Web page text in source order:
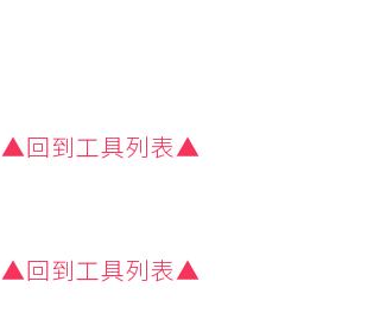
▲回到工具列表▲
▲回到工具列表▲